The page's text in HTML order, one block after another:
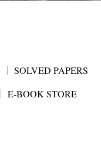
SOLVED PAPERS
E-BOOK STORE